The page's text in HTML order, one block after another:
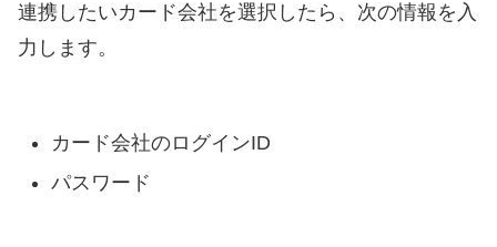
連携したいカード会社を選択したら、次の情報を入
力します。
カード会社のログインID
パスワード